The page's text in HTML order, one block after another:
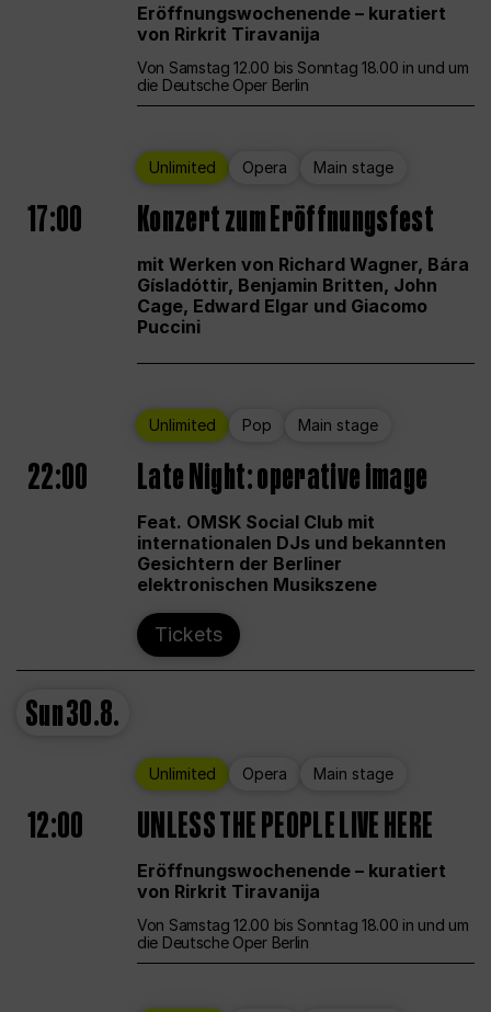
Eröffnungswochenende – kuratiert
von Rirkrit Tiravanija
Von Samstag 12.00 bis Sonntag 18.00 in und um
die Deutsche Oper Berlin
Unlimited Opera Main stage
17:00 Konzert zum Eröffnungsfest
mit Werken von Richard Wagner, Bára
Gísladóttir, Benjamin Britten, John
Cage, Edward Elgar und Giacomo
Puccini
Unlimited Pop Main stage
22:00 Late Night: operative image
Feat. OMSK Social Club mit
internationalen DJs und bekannten
Gesichtern der Berliner
elektronischen Musikszene
Tickets
Sun30.8.
Unlimited Opera Main stage
12:00 UNLESS THE PEOPLE LIVE HERE
Eröffnungswochenende – kuratiert
von Rirkrit Tiravanija
Von Samstag 12.00 bis Sonntag 18.00 in und um
die Deutsche Oper Berlin